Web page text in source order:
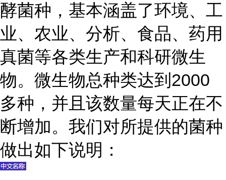
酵菌种，基本涵盖了环境、工
业、农业、分析、食品、药用
真菌等各类生产和科研微生
物。微生物总种类达到2000
多种，并且该数量每天正在不
断增加。我们对所提供的菌种
做出如下说明：